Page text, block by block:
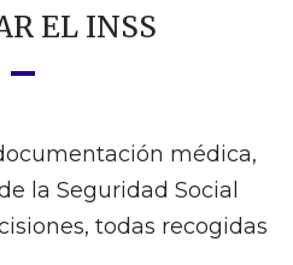
EL INSS
médica,
la Seguridad Social
todas recogidas